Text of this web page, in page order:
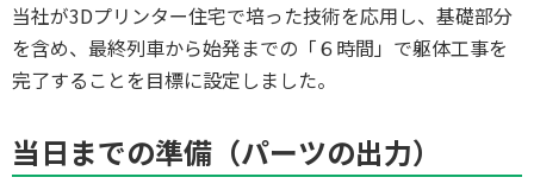
当社が3Dプリンター住宅で培った技術を応用し、基礎部分
を含め、最終列車から始発までの「６時間」で躯体工事を
完了することを目標に設定しました。
当日までの準備（パーツの出力）